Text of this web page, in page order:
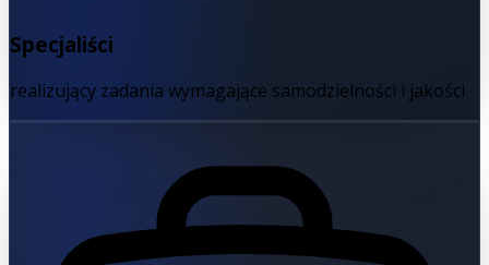
Specjaliści
realizujący zadania wymagające samodzielności i jakości